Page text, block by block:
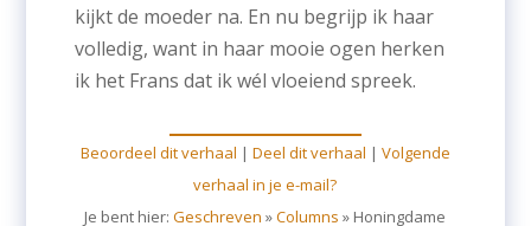
kijkt de moeder na. En nu begrijp ik haar
volledig, want in haar mooie ogen herken
ik het Frans dat ik wél vloeiend spreek.
Beoordeel dit verhaal | Deel dit verhaal | Volgende
verhaal in je e-mail?
Je bent hier:Geschreven »Columns » Honingdame